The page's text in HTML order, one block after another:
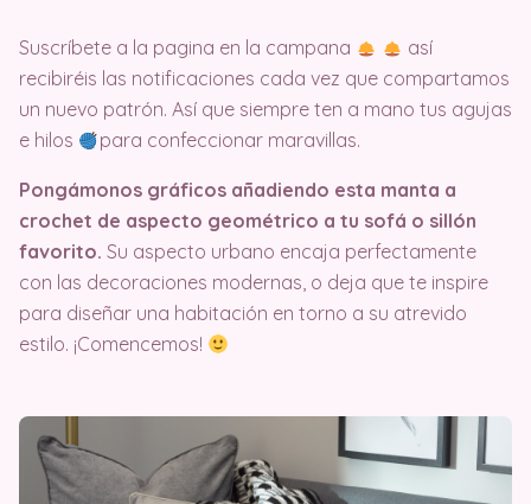
Suscríbete a la pagina en la campana
así
recibiréis las notificaciones cada vez que compartamos
un nuevo patrón. Así que siempre ten a mano tus agujas
e hilos
para confeccionar maravillas.
Pongámonos gráficos añadiendo esta manta a
crochet de aspecto geométrico a tu sofá o sillón
favorito. Su aspecto urbano encaja perfectamente
con las decoraciones modernas, o deja que te inspire
para diseñar una habitación en torno a su atrevido
estilo. ¡Comencemos!